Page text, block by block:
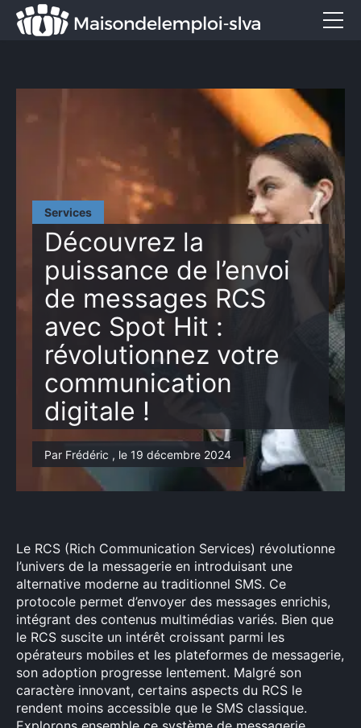
Services
Découvrez la
puissance de l’envoi
de messages RCS
avec Spot Hit :
révolutionnez votre
communication
digitale !
Par Frédéric , le 19 décembre 2024
Le RCS (Rich Communication Services) révolutionne
l’univers de la messagerie en introduisant une
alternative moderne au traditionnel SMS. Ce
protocole permet d’envoyer des messages enrichis,
intégrant des contenus multimédias variés. Bien que
le RCS suscite un intérêt croissant parmi les
opérateurs mobiles et les plateformes de messagerie,
son adoption progresse lentement. Malgré son
caractère innovant, certains aspects du RCS le
rendent moins accessible que le SMS classique.
Formation
CONTACT